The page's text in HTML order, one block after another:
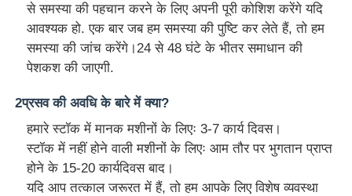
से समस्या की पहचान करने के लिए अपनी पूरी कोशिश करेंगे यदि
आवश्यक हो. एक बार जब हम समस्या की पुष्टि कर लेते हैं, तो हम
समस्या की जांच करेंगे।24 से 48 घंटे के भीतर समाधान की
पेशकश की जाएगी.
2प्रसव की अवधि के बारे में क्या?
हमारे स्टॉक में मानक मशीनों के लिएः 3-7 कार्य दिवस।
स्टॉक में नहीं होने वाली मशीनों के लिएः आम तौर पर भुगतान प्राप्त
होने के 15-20 कार्यदिवस बाद।
यदि आप तत्काल जरूरत में हैं, तो हम आपके लिए विशेष व्यवस्था